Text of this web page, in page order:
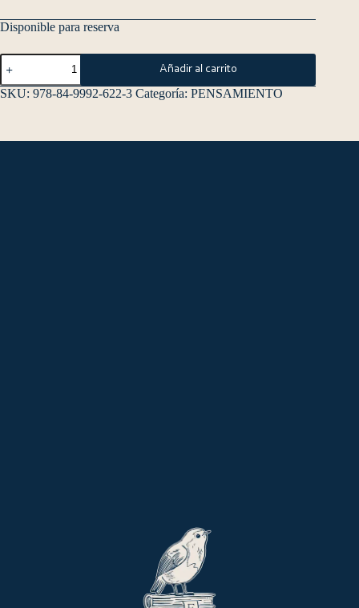
Disponible para reserva
Añadir al carrito
SKU: 978-84-9992-622-3 Categoría: PENSAMIENTO